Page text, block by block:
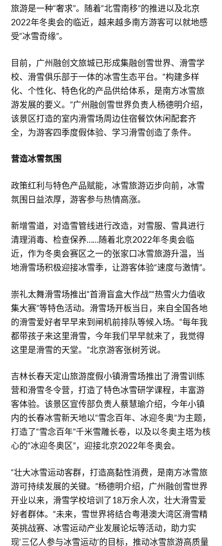
旅游是一种“奢求”。随着“北雪南移”的推进以及北京
2022年冬奥会的临近，越来越多南方游客可以就地感
受“冰雪奇缘”。
目前，广州融创文旅城已形成集融创雪世界、滑雪学
校、滑雪俱乐部于一体的冰雪生态平台。“构建多样
化、个性化、特色化的产品供给体系，是南方冰雪旅
游发展的要义。”广州融创雪世界负责人杨德明介绍，
该景区打造的室内滑雪场周边住宿餐饮休闲配套齐
全，为游客四季度假体验、学习滑雪创造了条件。
营造冰雪氛围
政策红利与特色产品赋能，冰雪旅游迈步向前，冰雪
氛围日益浓厚，游客参与热情高涨。
新增雪道，对造雪管线进行改造，对雪服、雪具进行
清理消毒、检查保养……随着北京2022年冬奥会临
近，作为冬奥会赛区之一的张家口冰雪旅游升温，当
地滑雪场积极迎接冰雪季，让游客体验“速度与激情”。
崇礼太舞滑雪场推出“首滑盲盒大作战”“热雪火力值收
集大赛”等特色活动。滑雪场开板当日，来自全国各地
的滑雪爱好者早早来到闸机前排队等候入场。“每年我
都带孩子来这里滑雪，今年我们早早就来了，我觉得
这里是滑雪的天堂。”北京游客张树芳说。
吉林长春天定山旅游度假小镇滑雪场推出了滑雪训练
营和滑雪冬令营，打造了特色冰雪研学课程，丰富游
客体验。该景区宣传部负责人蔡慧瑜介绍，今年小镇
内的长春冰雪新天地以“雪念百年、冰迎冬奥”为主题，
打造了“雪念百年”千米雪雕长卷，以及以冬奥主塔为核
心的“冰迎冬奥区”，迎接北京2022年冬奥会。
“壮大冰雪运动客群，打造高黏性消费，是南方冰雪旅
游可持续发展的关键。”杨德明介绍，广州融创雪世界
开业以来，滑雪学校培训了18万余人次，壮大滑雪爱
好者群体。“未来，雪世界将结合粤港澳大湾区滑雪精
英挑战赛、冰雪运动产业发展论坛等活动，助力实
现‘三亿人参与冰雪运动’的目标，推动冰雪旅游高质量